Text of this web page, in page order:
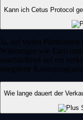
Kann ich Cetus Protocol
Ja, auf vielen
Währungen wie Euro
anschließend auf ein
integrierte
Wie lange dauert der